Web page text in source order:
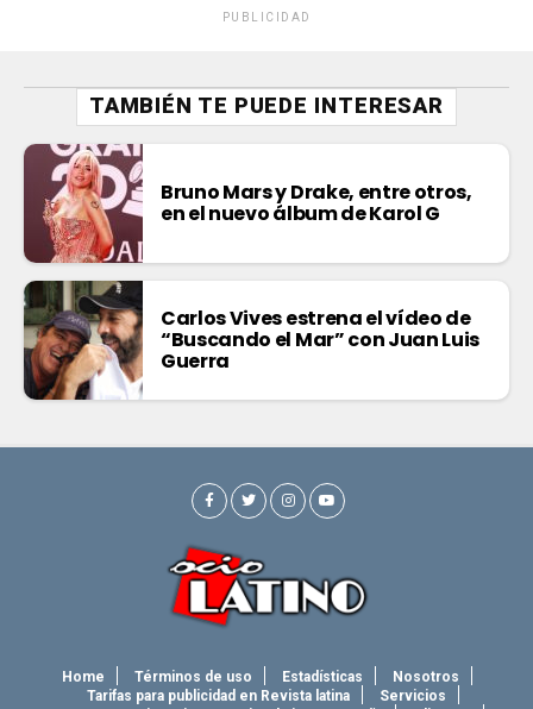
PUBLICIDAD
TAMBIÉN TE PUEDE INTERESAR
Bruno Mars y Drake, entre otros,
en el nuevo álbum de Karol G
Carlos Vives estrena el vídeo de
“Buscando el Mar” con Juan Luis
Guerra
Home Términos de uso Estadísticas
Nosotros
Tarifas para publicidad en Revista latina
Servicios